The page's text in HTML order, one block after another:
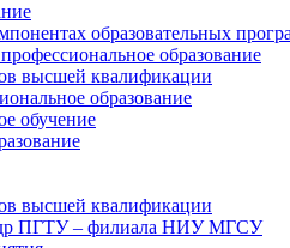
образовательных
образование
высшей квалификации
образование
обучение
высшей квалификации
ПГТУ – филиала НИУ МГСУ